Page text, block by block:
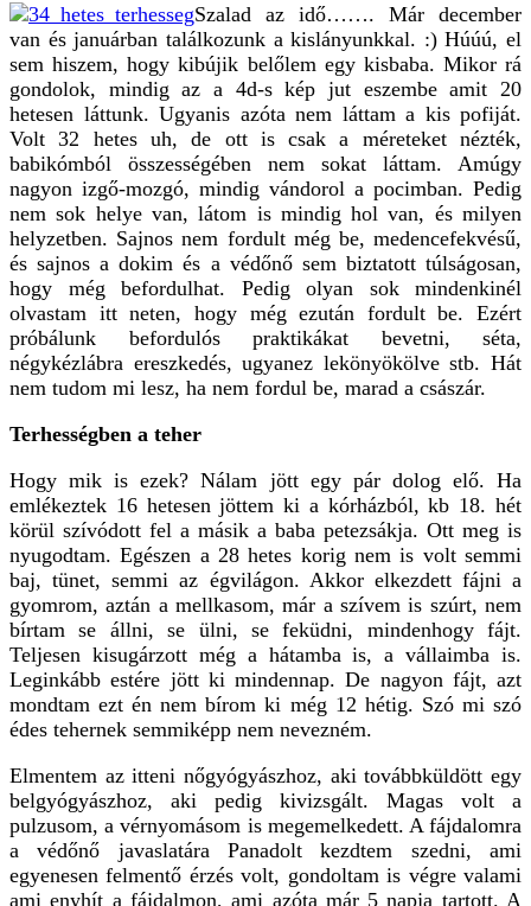
Szalad az idő……. Már december
van és januárban találkozunk a kislányunkkal. :) Húúú, el
sem hiszem, hogy kibújik belőlem egy kisbaba. Mikor rá
gondolok, mindig az a 4d-s kép jut eszembe amit 20
hetesen láttunk. Ugyanis azóta nem láttam a kis pofiját.
Volt 32 hetes uh, de ott is csak a méreteket nézték,
babikómból összességében nem sokat láttam. Amúgy
nagyon izgő-mozgó, mindig vándorol a pocimban. Pedig
nem sok helye van, látom is mindig hol van, és milyen
helyzetben. Sajnos nem fordult még be, medencefekvésű,
és sajnos a dokim és a védőnő sem biztatott túlságosan,
hogy még befordulhat. Pedig olyan sok mindenkinél
olvastam itt neten, hogy még ezután fordult be. Ezért
próbálunk befordulós praktikákat bevetni, séta,
négykézlábra ereszkedés, ugyanez lekönyökölve stb. Hát
nem tudom mi lesz, ha nem fordul be, marad a császár.
Terhességben a teher
Hogy mik is ezek? Nálam jött egy pár dolog elő. Ha
emlékeztek 16 hetesen jöttem ki a kórházból, kb 18. hét
körül szívódott fel a másik a baba petezsákja. Ott meg is
nyugodtam. Egészen a 28 hetes korig nem is volt semmi
baj, tünet, semmi az égvilágon. Akkor elkezdett fájni a
gyomrom, aztán a mellkasom, már a szívem is szúrt, nem
bírtam se állni, se ülni, se feküdni, mindenhogy fájt.
Teljesen kisugárzott még a hátamba is, a vállaimba is.
Leginkább estére jött ki mindennap. De nagyon fájt, azt
mondtam ezt én nem bírom ki még 12 hétig. Szó mi szó
édes tehernek semmiképp nem nevezném.
Elmentem az itteni nőgyógyászhoz, aki továbbküldött egy
belgyógyászhoz, aki pedig kivizsgált. Magas volt a
pulzusom, a vérnyomásom is megemelkedett. A fájdalomra
a védőnő javaslatára Panadolt kezdtem szedni, ami
egyenesen felmentő érzés volt, gondoltam is végre valami
ami enyhít a fájdalmon, ami azóta már 5 napja tartott. A